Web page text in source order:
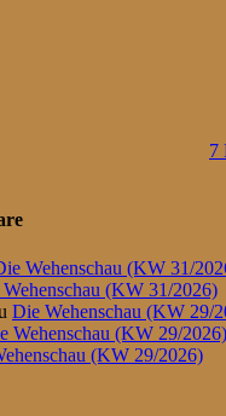
7
Wehenschau (KW 31/
(KW 31/2026)
Die Wehenschau (KW 29/
Wehenschau (KW 29/2026)
(KW 29/2026)